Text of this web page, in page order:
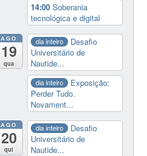
14:00Soberania
tecnológica e digital
AGO
19
qua
dia inteiro
Desafio
Universitário de
Nautide...
dia inteiro
Exposição:
Perder Tudo.
Novament...
AGO
20
qui
dia inteiro
Desafio
Universitário de
Nautide...